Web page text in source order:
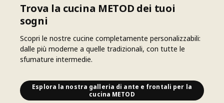
Trova la cucina METOD dei tuoi
sogni
Scopri le nostre cucine completamente personalizzabili:
dalle più moderne a quelle tradizionali, con tutte le
sfumature intermedie.
Esplora la nostra galleria di ante e frontali per la
cucina METOD